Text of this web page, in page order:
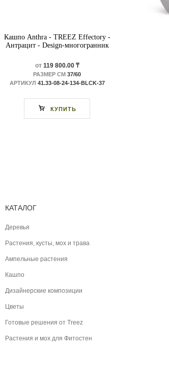
Кашпо Anthra - TREEZ Effectory -
Антрацит - Design-многогранник
от119 800.00 ₸
РАЗМЕР СМ 37/60
АРТИКУЛ 41.33-08-24-134-BLCK-37
КУПИТЬ
КАТАЛОГ
Деревья
Растения, кусты, мох и трава
Ампельные растения
Кашпо
Дизайнерские композиции
Цветы
Готовые решения от Treez
Растения и мох для Фитостен